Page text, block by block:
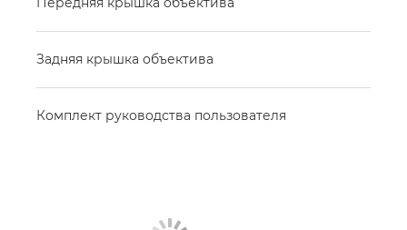
Задняя крышка объектива
Комплект руководства пользователя